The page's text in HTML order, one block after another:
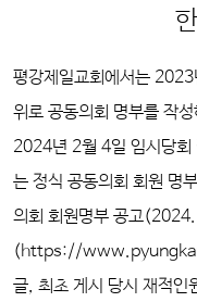
평강제일교회에서는
위로 공동의회 명부를 작
2024년 2월 4일 임시당회
는 정식 공동의회 회원 명
의회 회원명부 공고
(https://
글, 최초 게시 당시 재적인